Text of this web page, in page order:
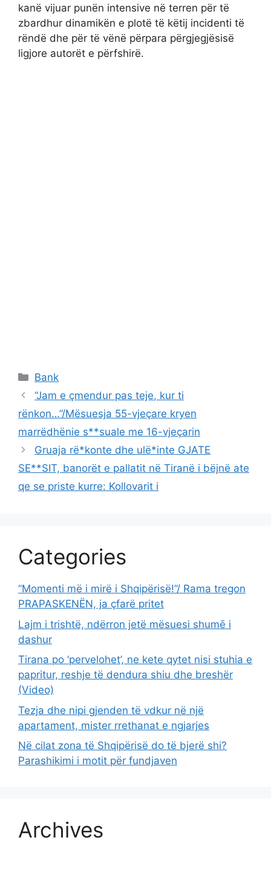
kanë vijuar punën intensive në terren për të
zbardhur dinamikën e plotë të këtij incidenti të
rëndë dhe për të vënë përpara përgjegjësisë
ligjore autorët e përfshirë.
Categories
Bank
“Jam e çmendur pas teje, kur ti
rënkon…”/Mësuesja 55-vjeçare kryen
marrëdhënie s**suale me 16-vjeçarin
Gruaja rë*konte dhe ulë*inte GJATE
SE**SIT, banorët e pallatit në Tiranë i bëjnë ate
qe se priste kurre: Kollovarit i
Categories
“Momenti më i mirë i Shqipërisë!”/ Rama tregon
PRAPASKENËN, ja çfarë pritet
Lajm i trishtë, ndërron jetë mësuesi shumē i
dashur
Tirana po ‘pervelohet’, ne kete qytet nisi stuhia e
papritur, reshje të dendura shiu dhe breshër
(Video)
Tezja dhe nipi gjenden të vdkur në një
apartament, mister rrethanat e ngjarjes
Në cilat zona të Shqipërisë do të bjerë shi?
Parashikimi i motit për fundjaven
Archives